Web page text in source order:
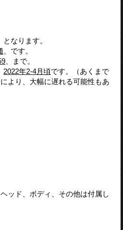
、となります。
、です。
、まで。
2022年2-4月頃です。（あくまで
より、大幅に遅れる可能性もあ
ッド、ボディ、その他は付属し